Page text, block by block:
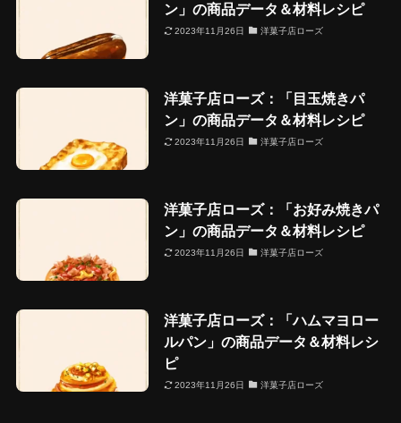
ン」の商品データ＆材料レシピ
2023年11月26日 洋菓子店ローズ
洋菓子店ローズ：「目玉焼きパ
ン」の商品データ＆材料レシピ
2023年11月26日 洋菓子店ローズ
洋菓子店ローズ：「お好み焼きパ
ン」の商品データ＆材料レシピ
2023年11月26日 洋菓子店ローズ
洋菓子店ローズ：「ハムマヨロー
ルパン」の商品データ＆材料レシ
ピ
2023年11月26日 洋菓子店ローズ